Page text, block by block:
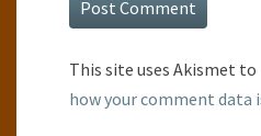
This site uses Akismet to
how your comment data